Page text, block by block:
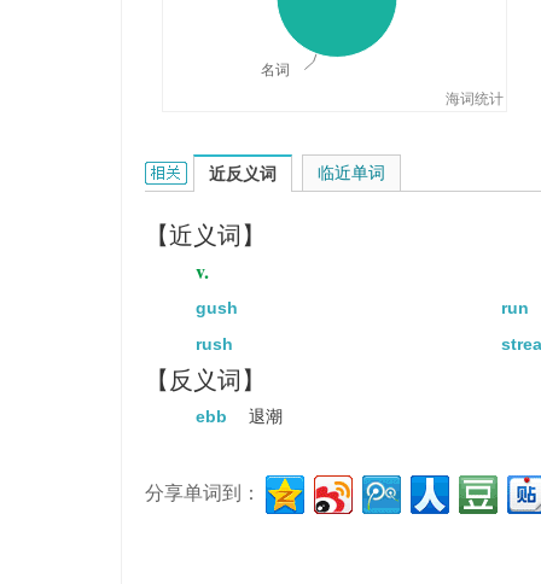
海词统计
名词
flow的相关资料：
近反义词
【近义词】
v.
gush
run
rush
【反义词】
ebb 退潮
临近单词
分享单词到：